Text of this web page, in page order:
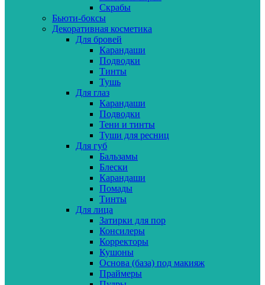
Скрабы
Бьюти-боксы
Декоративная косметика
Для бровей
Карандаши
Подводки
Тинты
Тушь
Для глаз
Карандаши
Подводки
Тени и тинты
Туши для ресниц
Для губ
Бальзамы
Блески
Карандаши
Помады
Тинты
Для лица
Затирки для пор
Консилеры
Корректоры
Кушоны
Основа (база) под макияж
Праймеры